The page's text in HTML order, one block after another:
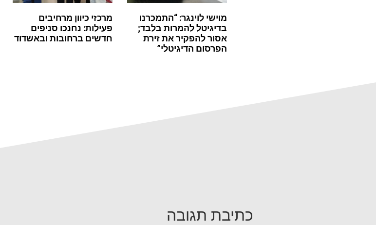
מוישי לוינגר: “התמכרנו
בדיגיטל להמרות בלבד;
אסור להפקיר את זירת
הפרסום הדיגיטלי”
מרכזי כיוון מרחיבים
פעילות: נחנכו סניפים
חדשים ברחובות ובאשדוד
כתיבת תגובה